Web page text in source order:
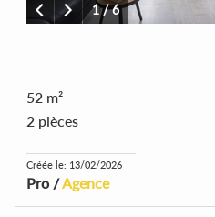
1/6
52 m²
2 pièces
Créée le: 13/02/2026
Pro /Agence